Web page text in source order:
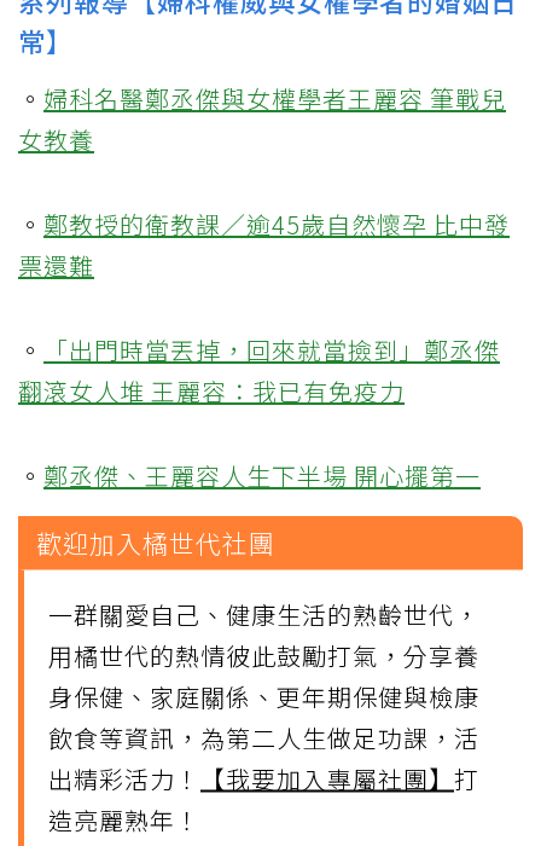
常】
。 婦科名醫鄭丞傑與女權學者王麗容 筆戰兒
女教養
。 鄭教授的衛教課／逾45歲自然懷孕 比中發
票還難
。
「出門時當丟掉，回來就當撿到」鄭丞傑
翻滾女人堆 王麗容：我已有免疫力
。 鄭丞傑、王麗容人生下半場 開心擺第一
歡迎加入橘世代社團
一群關愛自己、健康生活的熟齡世代，
用橘世代的熱情彼此鼓勵打氣，分享養
身保健、家庭關係、更年期保健與檢康
飲食等資訊，為第二人生做足功課，活
出精彩活力！
【我要加入專屬社團】 打
造亮麗熟年！